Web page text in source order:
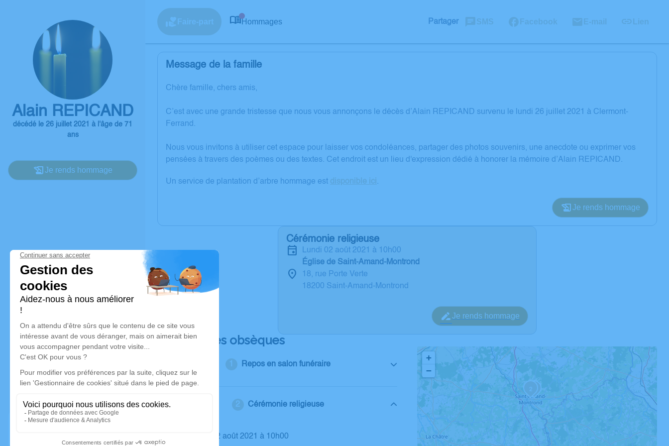
Alain REPICAND
décédé le 26 juillet 2021 à l'âge de 71
ans
Je rends hommage
Faire-part Hommages Partager SMS Facebook E-mail Lien
Message de la famille
Chère famille, chers amis,
C’est avec une grande tristesse que nous vous annonçons le décès d’Alain REPICAND survenu le lundi 26 juillet 2021 à Clermont-
Ferrand.
Nous vous invitons à utiliser cet espace pour laisser vos condoléances, partager des photos souvenirs, une anecdote ou exprimer vos
pensées à travers des poèmes ou des textes. Cet endroit est un lieu d'expression dédié à honorer la mémoire d’Alain REPICAND.
Un service de plantation d’arbre hommage est disponible ici .
Je rends hommage
Cérémonie religieuse
lundi 02 août 2021 à 10h00
Église de Saint-Amand-Montrond
18, rue Porte Verte
18200 Saint-Amand-Montrond
Je rends hommage
Déroulé des obsèques
Repos en salon funéraire
Cérémonie religieuse
Le lundi 02 août 2021 à 10h00
2
+
−